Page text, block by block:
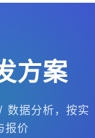
方案
据分析，按实
报价